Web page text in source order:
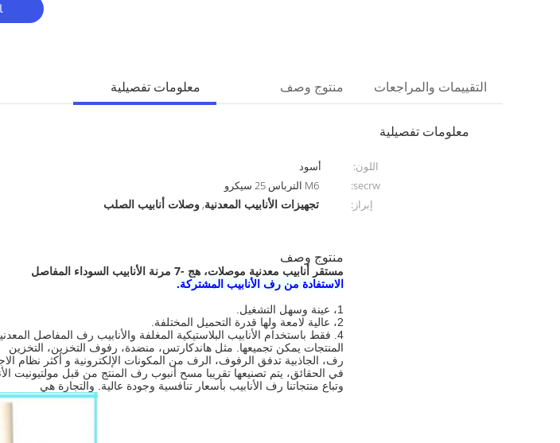
معلومات تفصيلية منتوج وصف التقييمات والمراجعات
معلومات تفصيلية
اللون: أسود
secrw:
M6 الترباس 25 سيكرو
إبراز:
تجهيزات الأنابيب المعدنية,وصلات أنابيب الصلب
منتوج وصف
مستقر أنابيب معدنية موصلات، هج -7 مرنة الأنابيب السوداء المفاصل
الاستفادة من رف الأنابيب المشتركة.
1، عينة وسهل التشغيل.
2، عالية لامعة ولها قدرة التحميل المختلفة.
4. فقط باستخدام الأنابيب البلاستيكية المغلفة والأنابيب رف المفاصل المعدنية، وجميع أنواع رف الأنابيب
المنتجات يمكن تجميعها. مثل هاندكارتس، منضدة، رفوف التخزين، التخزين
رف، الجاذبية تدفق الرفوف، الرف من المكونات الإلكترونية و أكثر نظام
في الحقائق، يتم تصنيعها تقريبا مسح أنبوب رف المنتج من قبل مولتيونيت
وتباع منتجاتنا رف الأنابيب بأسعار تنافسية وجودة عالية.
والتجارة هي